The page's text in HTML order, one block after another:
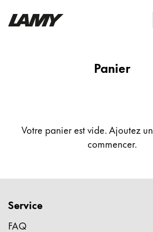
Stylo multi-système
Panier
Votre panier est vide. Ajoutez
commencer.
Service
FAQ